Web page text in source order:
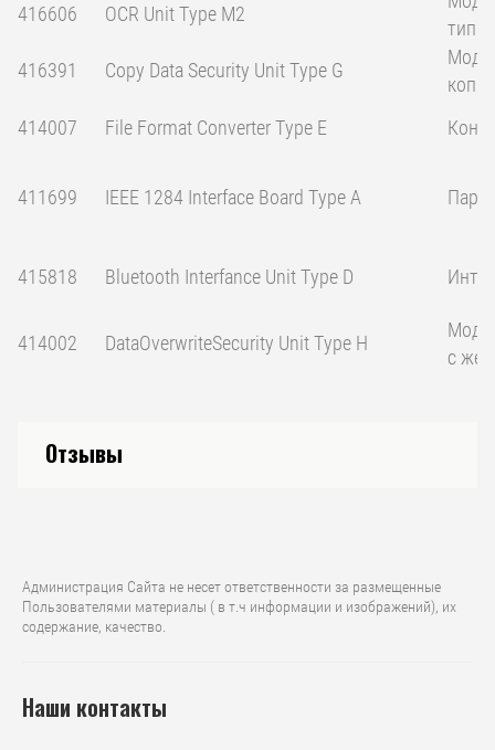
416606
OCR Unit Type M2
тип
416391
Copy Data Security Unit Type G
414007
File Format Converter Type E
411699 IEEE 1284 Interface Board Type A
415818 Bluetooth Interfance Unit Type D
414002 DataOverwriteSecurity Unit Type H
с
Отзывы
Администрация Сайта не несет ответственности за размещенные
Пользователями материалы ( в т.ч информации и изображений), их
содержание, качество.
Наши контакты